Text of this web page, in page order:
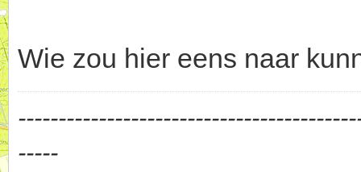
Wie zou hier eens naar
-----